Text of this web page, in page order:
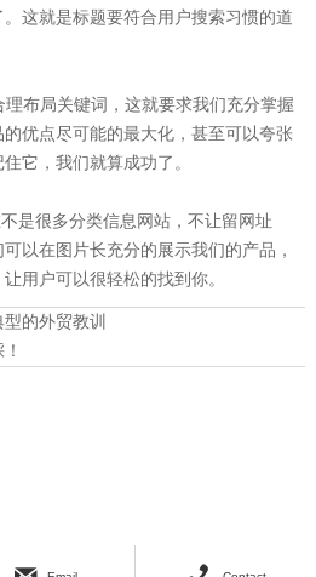
这就是标题要符合用户搜索习惯的道
布局关键词，这就要求我们充分掌握
优点尽可能的最大化，甚至可以夸张
它，我们就算成功了。
是很多分类信息网站，不让留网址
以在图片长充分的展示我们的产品，
用户可以很轻松的找到你。
的外贸教训